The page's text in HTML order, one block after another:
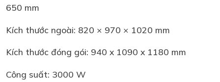
650 mm
Kích thước ngoài: 820 × 970 × 1020 mm
Kích thước đóng gói: 940 x 1090 x 1180 mm
Công suất: 3000 W